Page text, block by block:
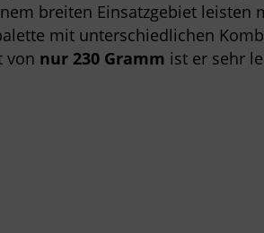
breiten Einsatzgebiet leisten
mit unterschiedlichen
von nur 230 Gramm ist er sehr